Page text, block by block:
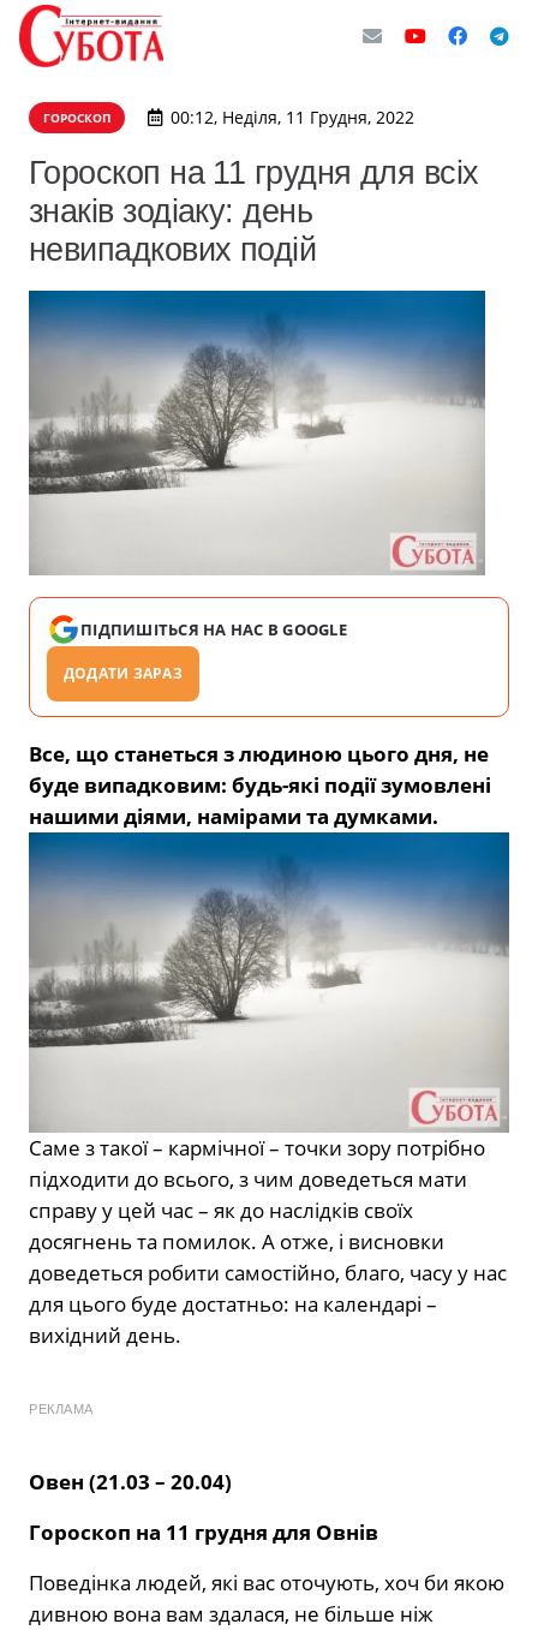
ГОРОСКОП 00:12, Неділя, 11 Грудня, 2022
Гороскоп на 11 грудня для всіх
знаків зодіаку: день
невипадкових подій
ПІДПИШІТЬСЯ НА НАС В GOOGLE
ДОДАТИ ЗАРАЗ
Все, що станеться з людиною цього дня, не
буде випадковим: будь-які події зумовлені
нашими діями, намірами та думками.
Саме з такої – кармічної – точки зору потрібно
підходити до всього, з чим доведеться мати
справу у цей час – як до наслідків своїх
досягнень та помилок. А отже, і висновки
доведеться робити самостійно, благо, часу у нас
для цього буде достатньо: на календарі –
вихідний день.
РЕКЛАМА
Овен (21.03 – 20.04)
Гороскоп на 11 грудня для Овнів
Поведінка людей, які вас оточують, хоч би якою
дивною вона вам здалася, не більше ніж